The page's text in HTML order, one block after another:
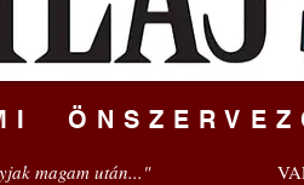
magam után..."